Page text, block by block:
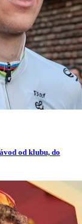
od klubu, do